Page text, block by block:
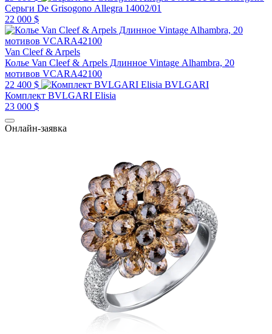
Серьги De Grisogono Allegra 14002/01
22 000 $
Van Cleef & Arpels
Колье Van Cleef & Arpels Длинное Vintage Alhambra, 20
мотивов VCARA42100
22 400 $
BVLGARI
Комплект BVLGARI Elisia
23 000 $
Онлайн-заявка